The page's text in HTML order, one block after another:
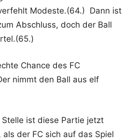
Modeste.(64.) Dann ist
Abschluss, doch der Ball
Chance des FC
nimmt den Ball aus elf
ist diese Partie jetzt
der FC sich auf das Spiel